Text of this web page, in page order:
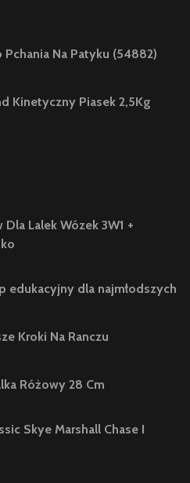
Pchania Na Patyku (54882)
Kinetyczny Piasek 2,5Kg
Lalek Wózek 3W1 +
dla najmłodszych
Kroki Na Ranczu
Różowy 28 Cm
Skye Marshall Chase I